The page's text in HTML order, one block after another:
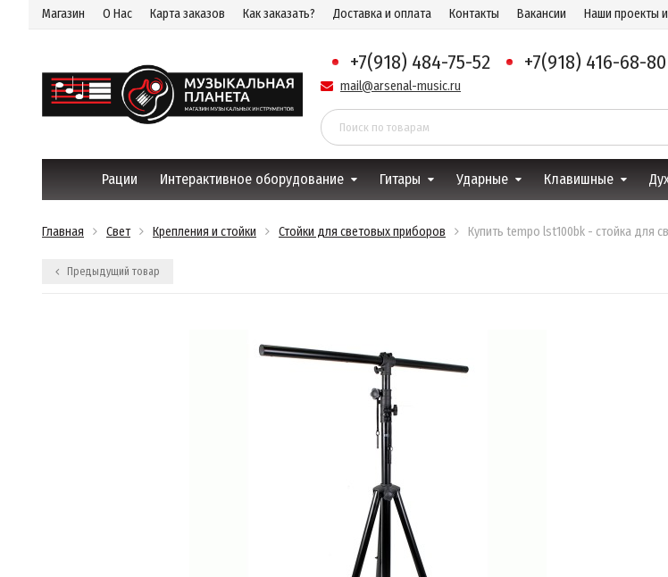
Магазин О Нас Карта заказов Как заказать? Доставка и оплата Контакты Вакансии Наши проекты
+7(918) 484-75-52 +7(918) 416-68-80
mail@arsenal-music.ru
Рации Интерактивное оборудование Гитары Ударные Клавишные
Главная Свет Крепления и стойки Стойки для световых приборов Купить tempo lst100bk - стойка для
Предыдущий товар